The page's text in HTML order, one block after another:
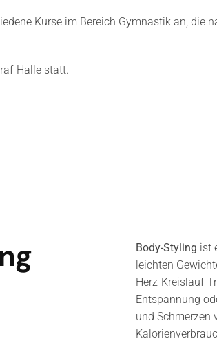
Kurse im Bereich Gymnastik an, die
Halle statt.
Body-Styling ist
leichten
Herz-Kreislauf-
Entspannung
und Schmerzen